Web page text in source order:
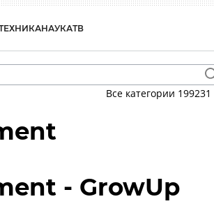
НАУКАТВ
Все категории 199231
- GrowUp